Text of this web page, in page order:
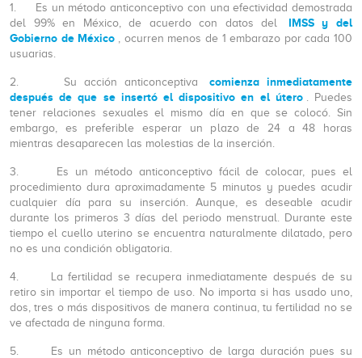
1. Es un método anticonceptivo con una efectividad demostrada
del 99% en México, de acuerdo con datos del
IMSS y del
Gobierno de México , ocurren menos de 1 embarazo por cada 100
usuarias.
2. Su acción anticonceptiva
comienza inmediatamente
después de que se insertó el dispositivo en el útero . Puedes
tener relaciones sexuales el mismo día en que se colocó. Sin
embargo, es preferible esperar un plazo de 24 a 48 horas
mientras desaparecen las molestias de la inserción.
3. Es un método anticonceptivo fácil de colocar, pues el
procedimiento dura aproximadamente 5 minutos y puedes acudir
cualquier día para su inserción. Aunque, es deseable acudir
durante los primeros 3 días del periodo menstrual. Durante este
tiempo el cuello uterino se encuentra naturalmente dilatado, pero
no es una condición obligatoria.
4. La fertilidad se recupera inmediatamente después de su
retiro sin importar el tiempo de uso. No importa si has usado uno,
dos, tres o más dispositivos de manera continua, tu fertilidad no se
ve afectada de ninguna forma.
5. Es un método anticonceptivo de larga duración pues su